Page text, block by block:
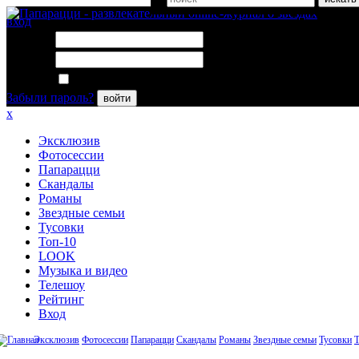
вход
Забыли пароль?
войти
x
Эксклюзив
Фотосессии
Папарацци
Скандалы
Романы
Звездные семьи
Тусовки
Топ-10
LOOK
Музыка и видео
Телешоу
Рейтинг
Вход
Эксклюзив Фотосессии Папарацци Скандалы Романы Звездные семьи Тусовки